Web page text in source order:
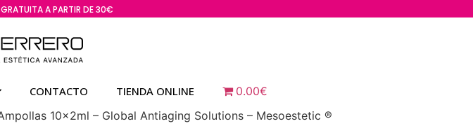
GRATUITA A PARTIR DE 30€
CONTACTO TIENDA ONLINE
0.00€
10x2ml – Global Antiaging Solutions – Mesoestetic ®